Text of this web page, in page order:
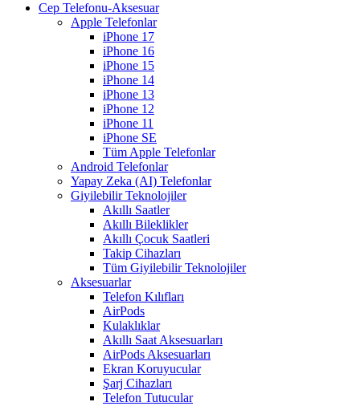
Cep Telefonu-Aksesuar
Apple Telefonlar
iPhone 17
iPhone 16
iPhone 15
iPhone 14
iPhone 13
iPhone 12
iPhone 11
iPhone SE
Tüm Apple Telefonlar
Android Telefonlar
Yapay Zeka (AI) Telefonlar
Giyilebilir Teknolojiler
Akıllı Saatler
Akıllı Bileklikler
Akıllı Çocuk Saatleri
Takip Cihazları
Tüm Giyilebilir Teknolojiler
Aksesuarlar
Telefon Kılıfları
AirPods
Kulaklıklar
Akıllı Saat Aksesuarları
AirPods Aksesuarları
Ekran Koruyucular
Şarj Cihazları
Telefon Tutucular